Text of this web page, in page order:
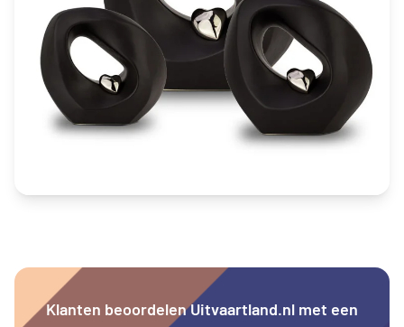
Klanten beoordelen Uitvaartland.nl met een